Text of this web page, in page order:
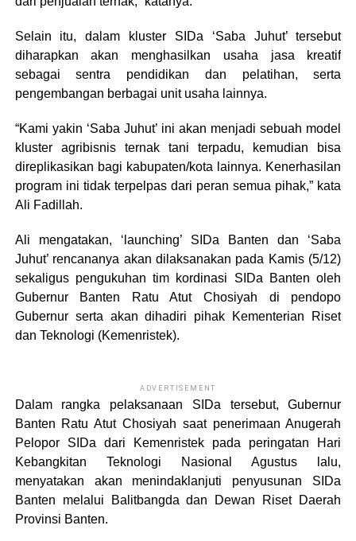
Selain itu, dalam kluster SIDa ‘Saba Juhut’ tersebut
diharapkan akan menghasilkan usaha jasa kreatif
sebagai sentra pendidikan dan pelatihan, serta
pengembangan berbagai unit usaha lainnya.
“Kami yakin ‘Saba Juhut’ ini akan menjadi sebuah model
kluster agribisnis ternak tani terpadu, kemudian bisa
direplikasikan bagi kabupaten/kota lainnya. Kenerhasilan
program ini tidak terpelpas dari peran semua pihak,” kata
Ali Fadillah.
Ali mengatakan, ‘launching’ SIDa Banten dan ‘Saba
Juhut’ rencananya akan dilaksanakan pada Kamis (5/12)
sekaligus pengukuhan tim kordinasi SIDa Banten oleh
Gubernur Banten Ratu Atut Chosiyah di pendopo
Gubernur serta akan dihadiri pihak Kementerian Riset
dan Teknologi (Kemenristek).
ADVERTISEMENT
Dalam rangka pelaksanaan SIDa tersebut, Gubernur
Banten Ratu Atut Chosiyah saat penerimaan Anugerah
Pelopor SIDa dari Kemenristek pada peringatan Hari
Kebangkitan Teknologi Nasional Agustus lalu,
menyatakan akan menindaklanjuti penyusunan SIDa
Banten melalui Balitbangda dan Dewan Riset Daerah
Provinsi Banten.